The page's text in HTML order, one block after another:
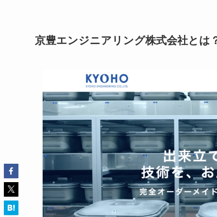
京豊エンジニアリング株式会社とは